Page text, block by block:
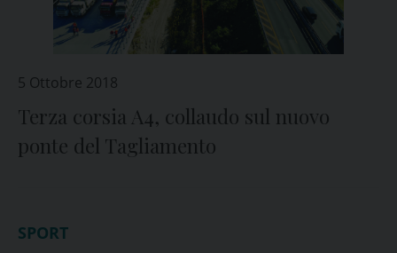
5 Ottobre 2018
Terza corsia A4, collaudo sul nuovo
ponte del Tagliamento
SPORT